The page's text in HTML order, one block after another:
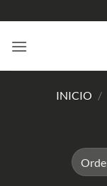
al
contenido
INICIO /